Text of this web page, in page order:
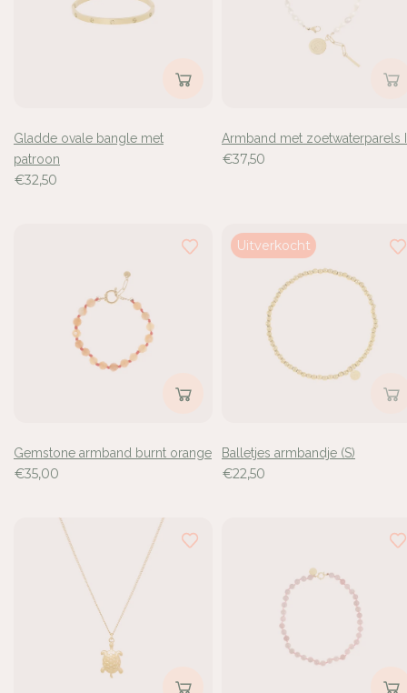
Gladde ovale bangle met
patroon
€32,50
Armband met zoetwaterparels
€37,50
Gemstone armband burnt orange
€35,00
Uitverkocht
Balletjes armbandje (S)
€22,50